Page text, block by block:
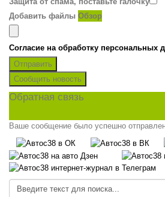
Добавить файлы Обзор
Согласие на обработку персональных
Отправить
Сообщить новость
Обратная связь
Ваше сообщение было успешно